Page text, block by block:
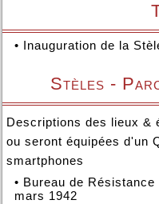
• Inauguration de la
Stèles -
Descriptions des lieux &
ou seront équipées d'un
smartphones
• Bureau de
mars 1942